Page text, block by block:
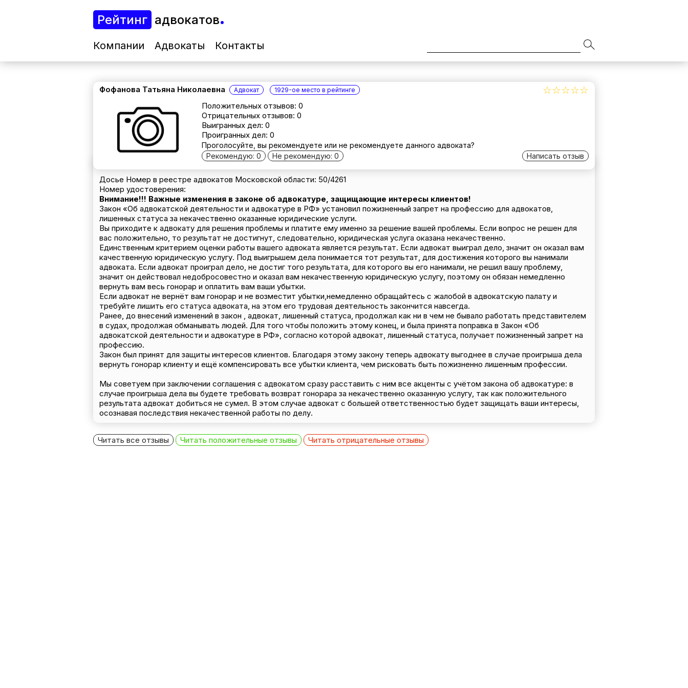
Рейтинг адвокатов
Компании Адвокаты Контакты
Фофанова Татьяна Николаевна Адвокат 1929-ое место в рейтинге ☆☆☆☆☆
★★★★★
Положительных отзывов: 0
Отрицательных отзывов: 0
Выигранных дел: 0
Проигранных дел: 0
Проголосуйте, вы рекомендуете или не рекомендуете данного адвоката?
Рекомендую: 0
Не рекомендую: 0 Написать отзыв
Досье Номер в реестре адвокатов Московской области: 50/4261
Номер удостоверения:
Внимание!!! Важные изменения в законе об адвокатуре, защищающие интересы клиентов!
Закон «Об адвокатской деятельности и адвокатуре в РФ» установил пожизненный запрет на профессию для адвокатов,
лишенных статуса за некачественно оказанные юридические услуги.
Вы приходите к адвокату для решения проблемы и платите ему именно за решение вашей проблемы. Если вопрос не решен для
вас положительно, то результат не достигнут, следовательно, юридическая услуга оказана некачественно.
Единственным критерием оценки работы вашего адвоката является результат. Если адвокат выиграл дело, значит он оказал вам
качественную юридическую услугу. Под выигрышем дела понимается тот результат, для достижения которого вы нанимали
адвоката. Если адвокат проиграл дело, не достиг того результата, для которого вы его нанимали, не решил вашу проблему,
значит он действовал недобросовестно и оказал вам некачественную юридическую услугу, поэтому он обязан немедленно
вернуть вам весь гонорар и оплатить вам ваши убытки.
Если адвокат не вернёт вам гонорар и не возместит убытки,немедленно обращайтесь с жалобой в адвокатскую палату и
требуйте лишить его статуса адвоката, на этом его трудовая деятельность закончится навсегда.
Ранее, до внесений изменений в закон , адвокат, лишенный статуса, продолжал как ни в чем не бывало работать представителем
в судах, продолжая обманывать людей. Для того чтобы положить этому конец, и была принята поправка в Закон «Об
адвокатской деятельности и адвокатуре в РФ», согласно которой адвокат, лишенный статуса, получает пожизненный запрет на
профессию.
Закон был принят для защиты интересов клиентов. Благодаря этому закону теперь адвокату выгоднее в случае проигрыша дела
вернуть гонорар клиенту и ещё компенсировать все убытки клиента, чем рисковать быть пожизненно лишенным профессии.
Мы советуем при заключении соглашения с адвокатом сразу расставить с ним все акценты с учётом закона об адвокатуре: в
случае проигрыша дела вы будете требовать возврат гонорара за некачественно оказанную услугу, так как положительного
результата адвокат добиться не сумел. В этом случае адвокат с большей ответственностью будет защищать ваши интересы,
осознавая последствия некачественной работы по делу.
Читать все отзывы Читать положительные отзывы Читать отрицательные отзывы